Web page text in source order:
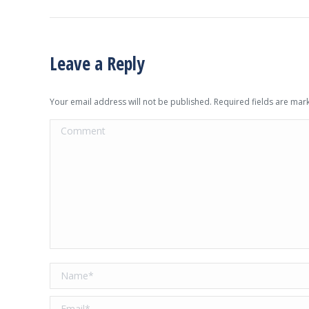
Leave a Reply
Your email address will not be published. Required fields are
Comment
Name *
Email *